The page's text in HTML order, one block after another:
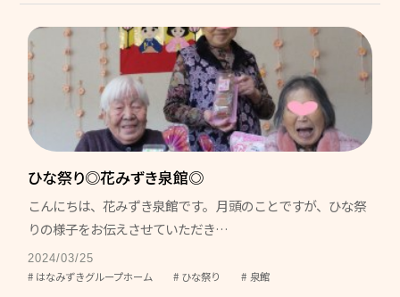
東山苑デイサービスセンター
きさらぎデイサービスセンター
デイサービスセンター野の花
ヘルパーステーション やわらぎ
介護計画相談センター こすもす
地域包括支援センター 和地
キッズホームてんとうむし
ひな祭り◎花みずき泉館◎
こんにちは、花みずき泉館です。 月頭のことですが、ひな祭
りの様子をお伝えさせていただき…
2024/03/25
はなみずきグループホーム ひな祭り 泉館